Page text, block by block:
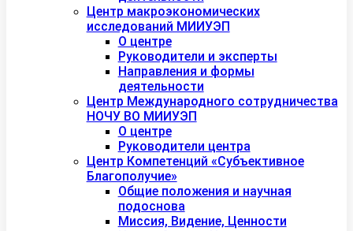
Центр макроэкономических
исследований МИИУЭП
О центре
Руководители и эксперты
Направления и формы
деятельности
Центр Международного сотрудничества
НОЧУ ВО МИИУЭП
О центре
Руководители центра
Центр Компетенций «Субъективное
Благополучие»
Общие положения и научная
подоснова
Миссия, Видение, Ценности